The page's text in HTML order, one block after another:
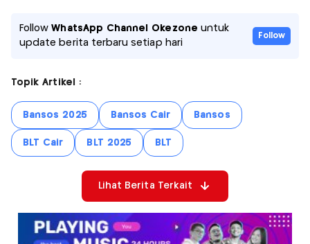
FollowWhatsApp Channel Okezone untuk
update berita terbaru setiap hari
Follow
Topik Artikel :
Bansos 2025 Bansos Cair Bansos
BLT Cair BLT 2025 BLT
Lihat Berita Terkait